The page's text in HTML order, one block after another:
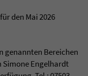
den Mai 2026
genannten Bereichen
Simone Engelhardt